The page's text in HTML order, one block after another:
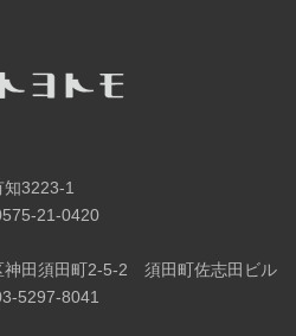
3223-1
21-0420
田須田町2-5-2 須田町佐志田ビル
5297-8041